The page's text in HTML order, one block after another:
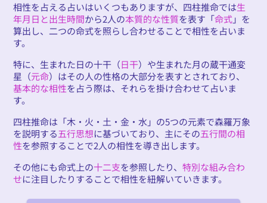
相性を占える占いはいくつもありますが、四柱推命では生
年月日と出生時間から2人の本質的な性質を表す「命式」を
算出し、二つの命式を照らし合わせることで相性を占いま
す。
特に、生まれた日の十干（日干）や生まれた月の蔵干通変
星（元命）はその人の性格の大部分を表すとされており、
基本的な相性を占う際は、それらを掛け合わせて占いま
す。
四柱推命は「木・火・土・金・水」の5つの元素で森羅万象
を説明する五行思想に基づいており、主にその五行間の相
性を参照することで2人の相性を導き出します。
その他にも命式上の十二支を参照したり、特別な組み合わ
せに注目したりすることで相性を紐解いていきます。